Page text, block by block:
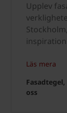
Upplev
Läs mera
oss